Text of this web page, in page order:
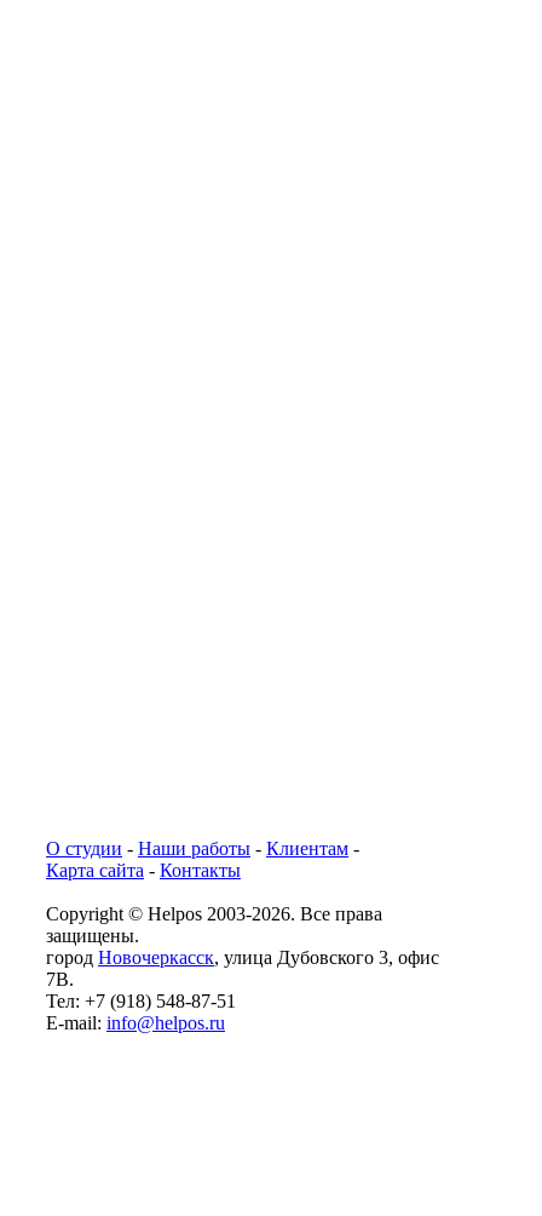
О студии - Наши работы - Клиентам -
Карта сайта - Контакты
Copyright © Helpos 2003-2026. Все права
защищены.
город Новочеркасск, улица Дубовского 3, офис
7В.
Тел: +7 (918) 548-87-51
E-mail: info@helpos.ru